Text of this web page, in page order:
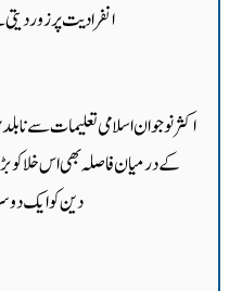
انفرادیت پر زور
اکثر نوجوان اسلامی تعلیمات سے
کے درمیان فاصلہ بھی اس خلا کو
دین کو ایک